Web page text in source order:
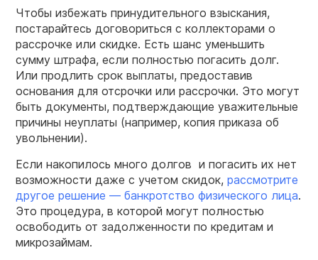
Чтобы избежать принудительного взыскания,
постарайтесь договориться с коллекторами о
рассрочке или скидке. Есть шанс уменьшить
сумму штрафа, если полностью погасить долг.
Или продлить срок выплаты, предоставив
основания для отсрочки или рассрочки. Это могут
быть документы, подтверждающие уважительные
причины неуплаты (например, копия приказа об
увольнении).
Если накопилось много долгов и погасить их нет
возможности даже с учетом скидок, рассмотрите
другое решение — банкротство физического лица.
Это процедура, в которой могут полностью
освободить от задолженности по кредитам и
микрозаймам.